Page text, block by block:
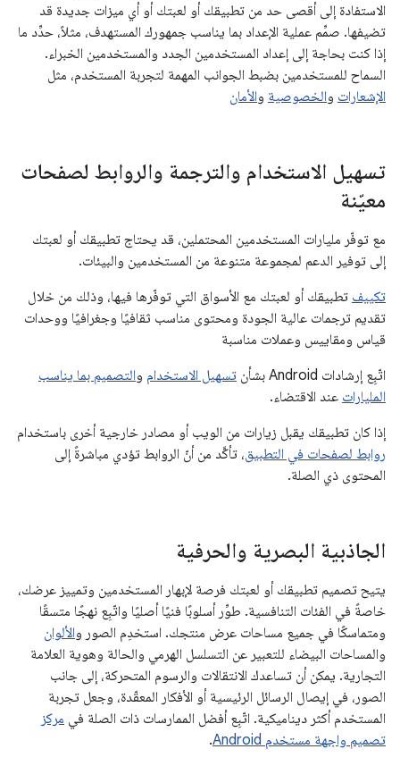
الاستفادة إلى أقصى حد من تطبيقك أو لعبتك أو أي ميزات جديدة قد
تضيفها. صمِّم عملية الإعداد بما يناسب جمهورك المستهدف، مثلاً، حدِّد ما
إذا كنت بحاجة إلى إعداد المستخدمين الجدد والمستخدمين الخبراء.
السماح للمستخدمين بضبط الجوانب المهمة لتجربة المستخدم، مثل
الإشعارات والخصوصية والأمان
تسهيل الاستخدام والترجمة والروابط لصفحات
معيّنة
مع توفّر مليارات المستخدمين المحتملين، قد يحتاج تطبيقك أو لعبتك
إلى توفير الدعم لمجموعة متنوعة من المستخدمين والبيئات.
تكييف تطبيقك أو لعبتك مع الأسواق التي توفّرها فيها، وذلك من خلال
تقديم ترجمات عالية الجودة ومحتوى مناسب ثقافيًا وجغرافيًا ووحدات
قياس ومقاييس وعملات مناسبة
اتّبِع إرشادات Android بشأن
تسهيل الاستخدام والتصميم بما يناسب
المليارات عند الاقتضاء.
إذا كان تطبيقك يقبل زيارات من الويب أو مصادر خارجية أخرى باستخدام
روابط لصفحات في التطبيق، تأكَّد من أنّ الروابط تؤدي مباشرةً إلى
المحتوى ذي الصلة.
الجاذبية البصرية والحرفية
يتيح تصميم تطبيقك أو لعبتك فرصة لإبهار المستخدمين وتمييز عرضك،
خاصةً في الفئات التنافسية. طوِّر أسلوبًا فنيًا أصليًا واتّبِع نهجًا متسقًا
ومتماسكًا في جميع مساحات عرض منتجك. استخدِم الصور والألوان
والمساحات البيضاء للتعبير عن التسلسل الهرمي والحالة وهوية العلامة
التجارية. يمكن أن تساعدك الانتقالات والرسوم المتحركة، إلى جانب
الصور، في إيصال الرسائل الرئيسية أو الأفكار المعقّدة، وجعل تجربة
المستخدم أكثر ديناميكية. اتّبِع أفضل الممارسات ذات الصلة في مركز
تصميم واجهة مستخدم Android
.